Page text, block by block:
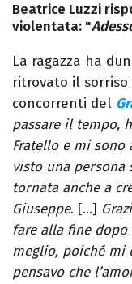
Beatrice Luzzi
violentata: "
La ragazza ha
ritrovato il
concorrenti del
passare il tempo,
Fratello e mi sono
visto una persona
tornata anche a
Giuseppe. […]
fare alla fine
meglio, poiché mi
pensavo che